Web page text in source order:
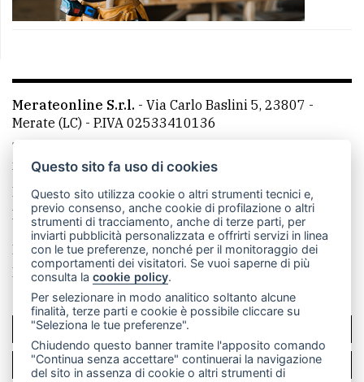
Merateonline S.r.l. - Via Carlo Baslini 5, 23807 -
Merate (LC) - P.IVA 02533410136
Telefono:
mail: redazione@merateonline.it
La redazione
CasateOnline LeccoOnline
RSS
Made by VIP
Privacy policy
Cookie policy
Rivedi le tue scelte sui cookie
SCRIVICI
PER LA TUA PUBBLICITÀ
Questo sito fa uso di cookies
Questo sito utilizza cookie o altri strumenti tecnici e,
previo consenso, anche cookie di profilazione o altri
strumenti di tracciamento, anche di terze parti, per
inviarti pubblicità personalizzata e offrirti servizi in linea
con le tue preferenze, nonché per il monitoraggio dei
comportamenti dei visitatori. Se vuoi saperne di più
consulta lacookie policy.
Per selezionare in modo analitico soltanto alcune
finalità, terze parti e cookie è possibile cliccare su
"Seleziona le tue preferenze".
Chiudendo questo banner tramite l'apposito comando
"Continua senza accettare" continuerai la navigazione
del sito in assenza di cookie o altri strumenti di